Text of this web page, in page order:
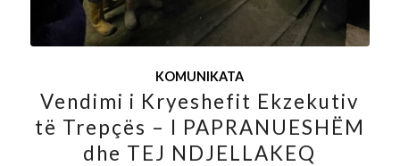
KOMUNIKATA
Vendimi i Kryeshefit Ekzekutiv
të Trepçës – I PAPRANUESHËM
dhe TEJ NDJELLAKEQ